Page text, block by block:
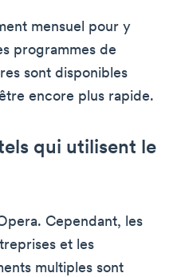
mensuel pour y
programmes de
sont disponibles
encore plus rapide.
qui utilisent le
Cependant, les
et les
multiples sont